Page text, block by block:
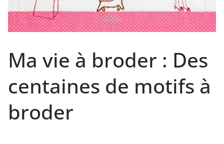
Ma vie à broder : Des
centaines de motifs à
broder